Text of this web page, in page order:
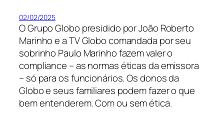
02/02/2025
O Grupo Globo presidido por João Roberto
Marinho e a TV Globo comandada por seu
sobrinho Paulo Marinho fazem valer o
compliance – as normas éticas da emissora
– só para os funcionários. Os donos da
Globo e seus familiares podem fazer o que
bem entenderem. Com ou sem ética.